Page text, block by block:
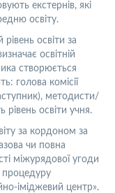
екстернів, які
освіту.
освіти за
освітній
створюється
голова комісії
методисти/
рівень освіти учня.
за кордоном за
чи повна
міжурядової угоди
процедуру
іміджевий центр».